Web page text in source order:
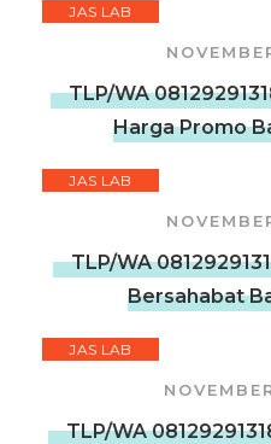
JAS LAB
TLP/WA
Harga Promo
JAS LAB
TLP/WA
Bersahabat
JAS LAB
TLP/WA